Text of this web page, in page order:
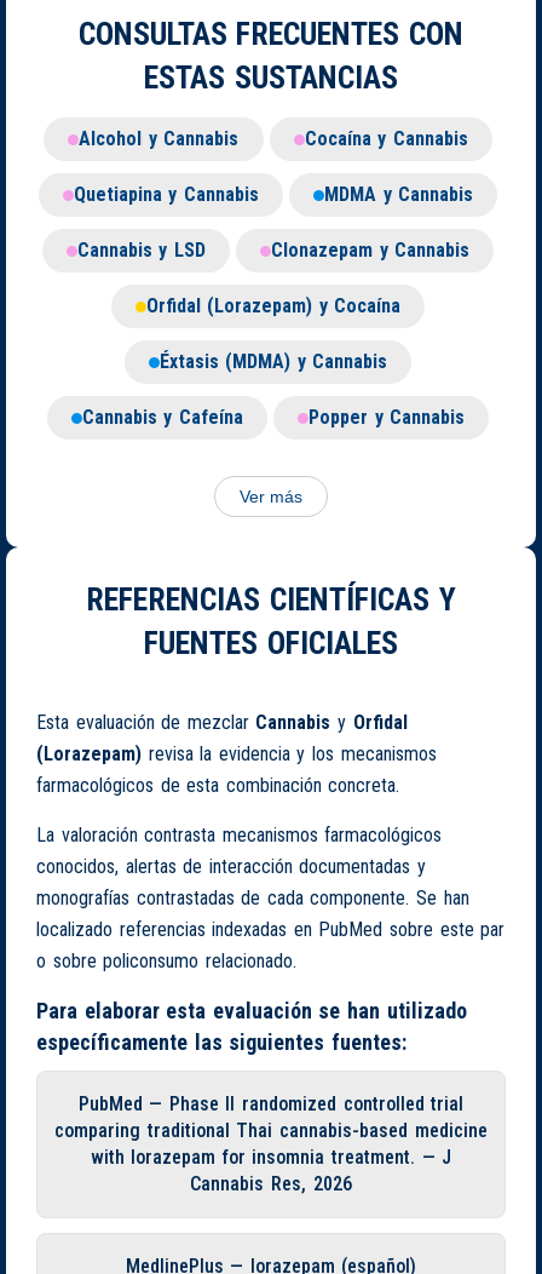
CONSULTAS FRECUENTES CON
ESTAS SUSTANCIAS
Alcohol y Cannabis Cocaína y Cannabis
Quetiapina y Cannabis MDMA y Cannabis
Cannabis y LSD Clonazepam y Cannabis
Orfidal (Lorazepam) y Cocaína
Éxtasis (MDMA) y Cannabis
Cannabis y Cafeína Popper y Cannabis
Ver más
REFERENCIAS CIENTÍFICAS Y
FUENTES OFICIALES
Esta evaluación de mezclar Cannabis y Orfidal
(Lorazepam) revisa la evidencia y los mecanismos
farmacológicos de esta combinación concreta.
La valoración contrasta mecanismos farmacológicos
conocidos, alertas de interacción documentadas y
monografías contrastadas de cada componente. Se han
localizado referencias indexadas en PubMed sobre este par
o sobre policonsumo relacionado.
Para elaborar esta evaluación se han utilizado
específicamente las siguientes fuentes:
PubMed — Phase II randomized controlled trial
comparing traditional Thai cannabis-based medicine
with lorazepam for insomnia treatment. — J
Cannabis Res, 2026
MedlinePlus — lorazepam (español)